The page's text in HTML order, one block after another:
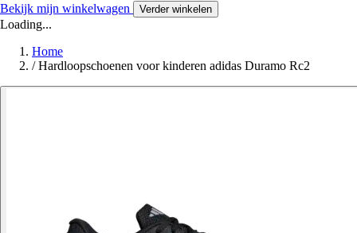
Bekijk mijn winkelwagen Verder winkelen
Loading...
Home
/ Hardloopschoenen voor kinderen adidas Duramo Rc2